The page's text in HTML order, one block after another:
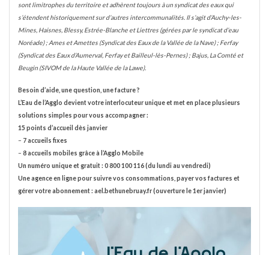
sont limitrophes du territoire et adhèrent toujours à un syndicat des eaux qui
s’étendent historiquement sur d’autres intercommunalités. Il s’agit d’Auchy-les-
Mines, Haisnes, Blessy, Estrée-Blanche et Liettres (gérées par le syndicat d’eau
Noréade) ; Ames et Amettes (Syndicat des Eaux de la Vallée de la Nave) ; Ferfay
(Syndicat des Eaux d’Aumerval, Ferfay et Bailleul-lès-Pernes) ; Bajus, La Comté et
Beugin (SIVOM de la Haute Vallée de la Lawe).
Besoin d’aide, une question, une facture ?
L’Eau de l’Agglo devient votre interlocuteur unique et met en place plusieurs
solutions simples pour vous accompagner :
15 points d’accueil dès janvier
– 7 accueils fixes
– 8 accueils mobiles grâce à l’Agglo Mobile
Un numéro unique et gratuit : 0 800 100 116 (du lundi au vendredi)
Une agence en ligne pour suivre vos consommations, payer vos factures et
gérer votre abonnement : ael.bethunebruay.fr (ouverture le 1er janvier)